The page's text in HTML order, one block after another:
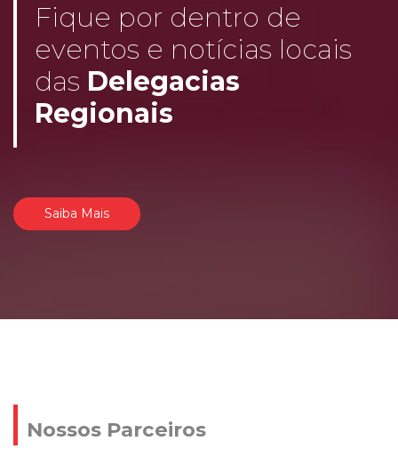
Fique por dentro de
eventos e notícias locais
das Delegacias
Regionais
Saiba Mais
Nossos Parceiros